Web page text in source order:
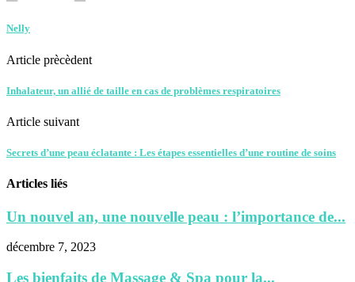
Nelly
Article prècèdent
Inhalateur, un allié de taille en cas de problèmes respiratoires
Article suivant
Secrets d’une peau éclatante : Les étapes essentielles d’une routine de soins
Articles liés
Un nouvel an, une nouvelle peau : l’importance de...
décembre 7, 2023
Les bienfaits de Massage & Spa pour la...